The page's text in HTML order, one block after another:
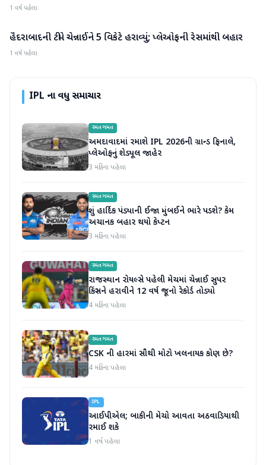
1 વર્ષ પહેલા
IPL
હૈદરાબાદની ટીમે ચેન્નાઈને 5 વિકેટે હરાવ્યું; પ્લેઓફની રેસમાંથી બહાર
1 વર્ષ પહેલા
IPL ના વધુ સમાચાર
રમતગમત
અમદાવાદમાં રમાશે IPL 2026ની ગ્રાન્ડ ફિનાલે,
પ્લેઓફનું શેડ્યૂલ જાહેર
3 મહિના પહેલા
રમતગમત
શું હાર્દિક પંડ્યાની ઈજા મુંબઈને ભારે પડશે? કેમ
અચાનક બહાર થયો કેપ્ટન
3 મહિના પહેલા
રમતગમત
રાજસ્થાન રોયલ્સે પહેલી મેચમાં ચેન્નાઈ સુપર
કિંગ્સને હરાવીને 12 વર્ષ જૂનો રેકોર્ડ તોડ્યો
4 મહિના પહેલા
રમતગમત
CSK ની હારમાં સૌથી મોટો ખલનાયક કોણ છે?
4 મહિના પહેલા
IPL
આઈપીએલ; બાકીની મેચો આવતા અઠવાડિયાથી
રમાઈ શકે
1 વર્ષ પહેલા